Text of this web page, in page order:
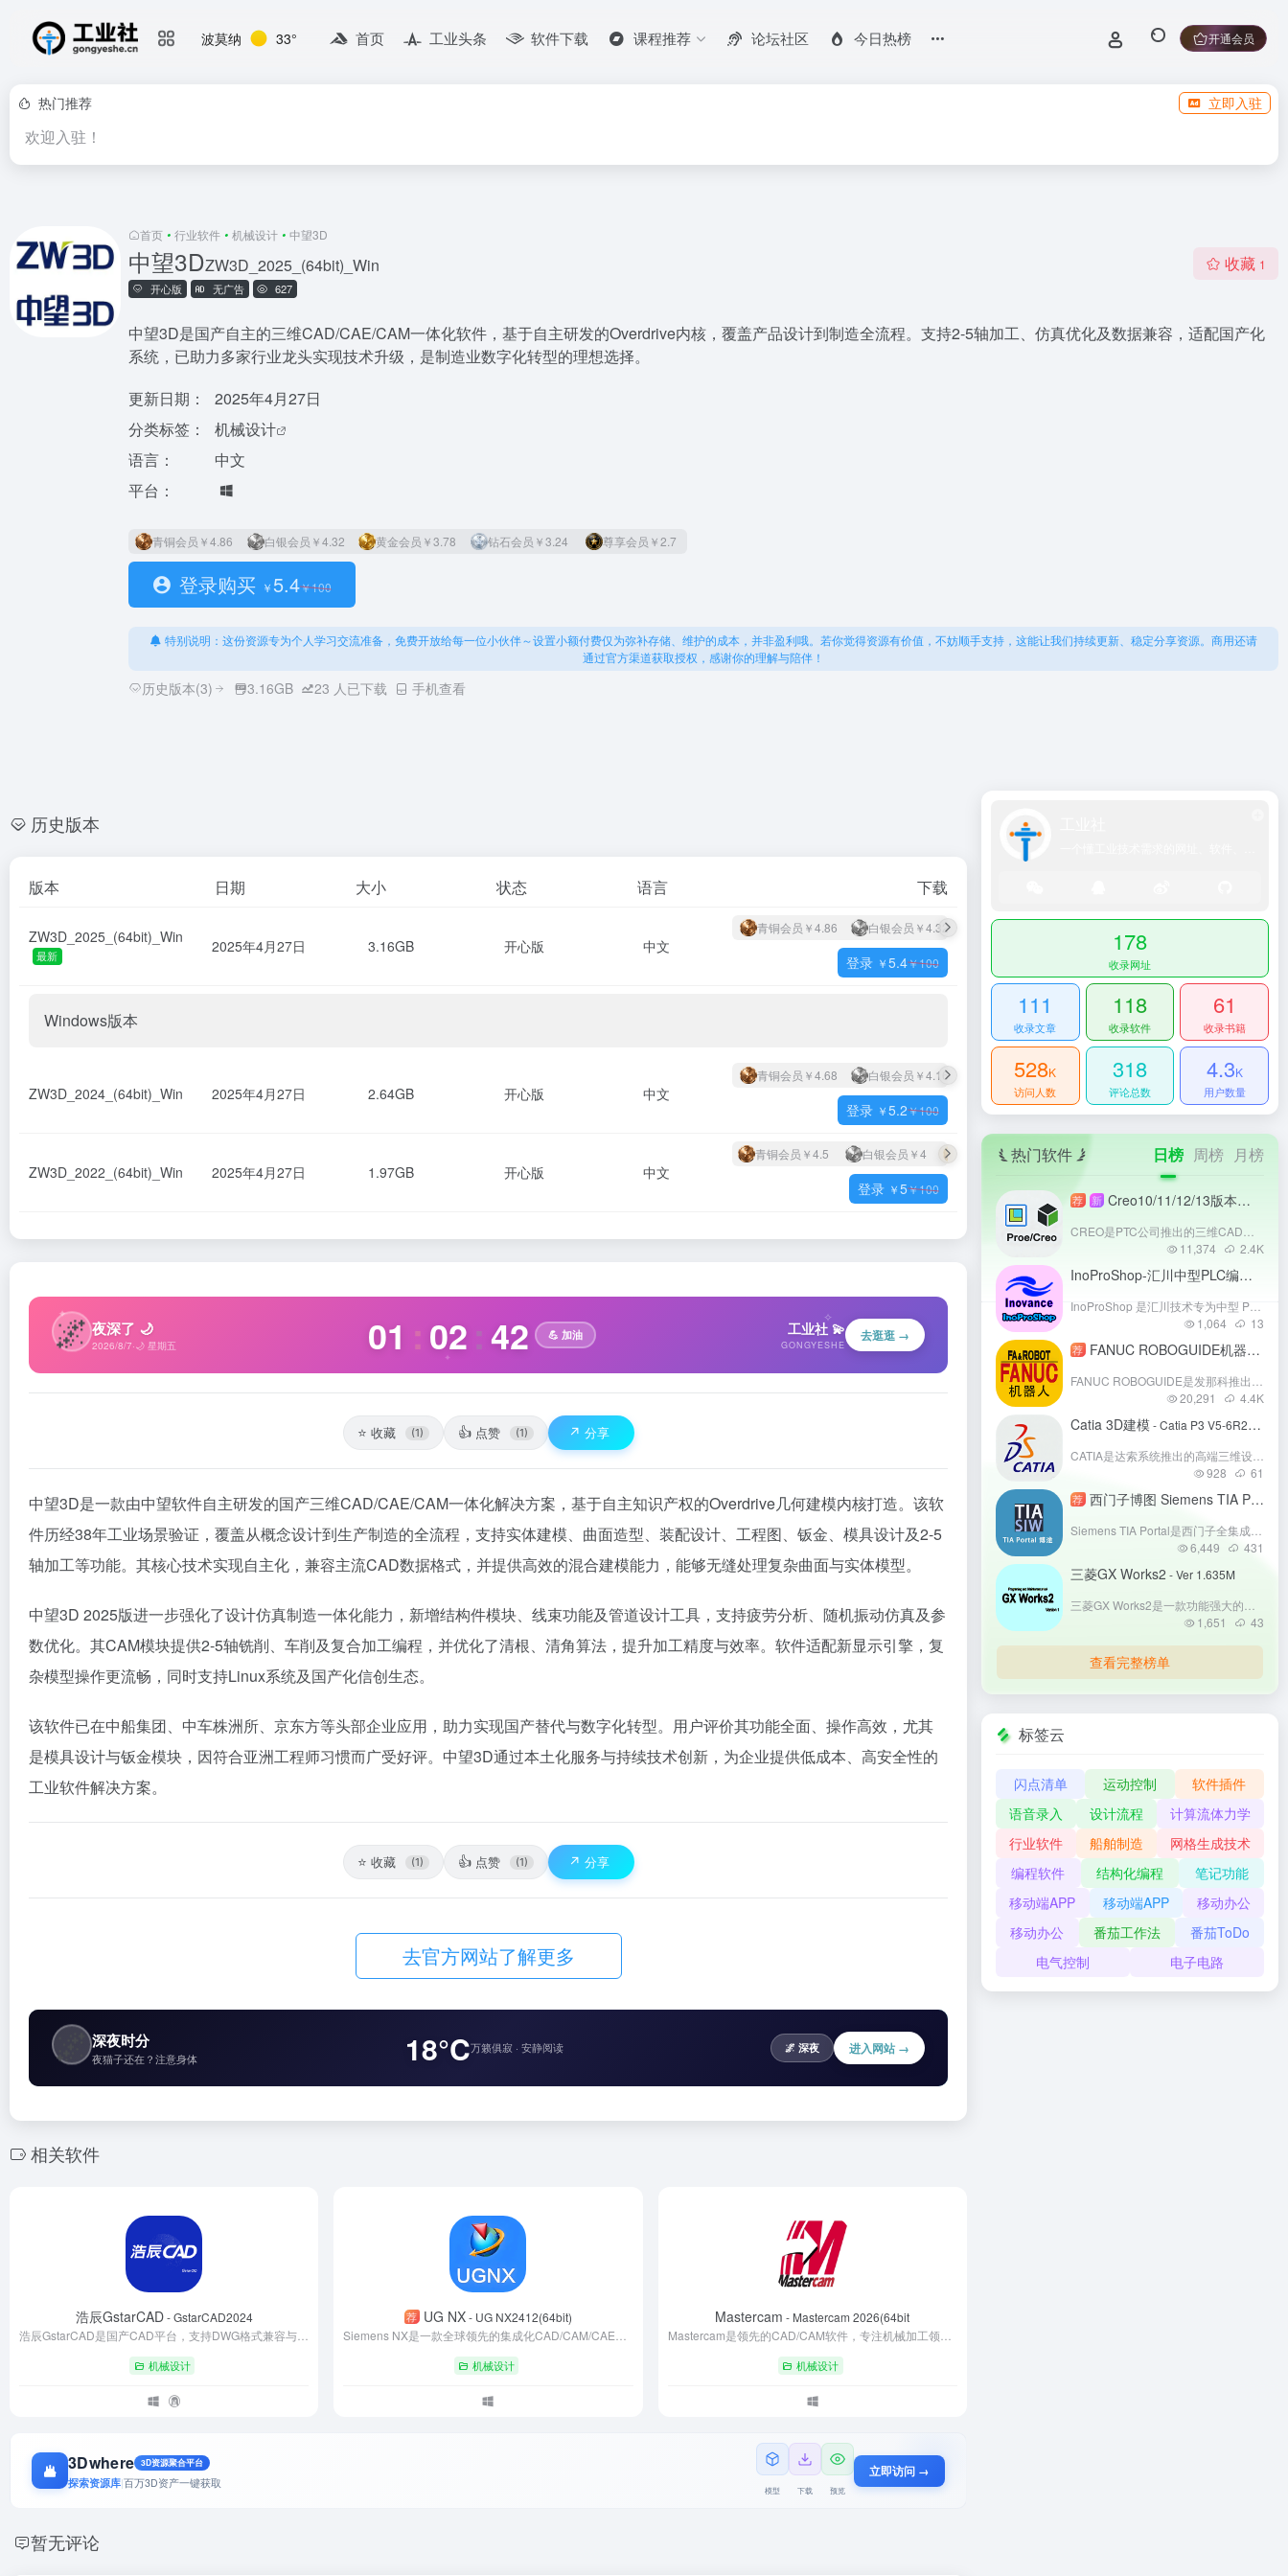
波莫纳 33° 首页 工业头条 软件下载 课程推荐 论坛社区 今日热榜 开通会员
热门推荐 立即入驻
欢迎入驻！
首页 • 行业软件 • 机械设计 • 中望3D
中望3DZW3D_2025_(64bit)_Win
开心版 无广告 627
收藏 1
中望3D是国产自主的三维CAD/CAE/CAM一体化软件，基于自主研发的Overdrive内核，覆盖产品设计到制造全流程。支持2-5轴加工、仿真优化及数据兼容，适配国产化
系统，已助力多家行业龙头实现技术升级，是制造业数字化转型的理想选择。
更新日期：
2025年4月27日
分类标签：
机械设计
语言：
中文
平台：
青铜会员 ￥4.86 白银会员 ￥4.32 黄金会员 ￥3.78 钻石会员 ￥3.24 尊享会员 ￥2.7
登录购买 ￥5.4￥100
特别说明：这份资源专为个人学习交流准备，免费开放给每一位小伙伴～设置小额付费仅为弥补存储、维护的成本，并非盈利哦。若你觉得资源有价值，不妨顺手支持，这能让我们持续更新、稳定分享资源。商用还请
通过官方渠道获取授权，感谢你的理解与陪伴！
历史版本(3) 3.16GB 23 人已下载 手机查看
历史版本
版本 日期 大小 状态 语言 下载
ZW3D_2025_(64bit)_Win
最新
2025年4月27日 3.16GB 开心版 中文
青铜会员 ￥4.86 白银会员 ￥4.32 黄金会员 ￥2.7
登录 ￥5.4￥100
Windows版本
ZW3D_2024_(64bit)_Win 2025年4月27日 2.64GB 开心版 中文
青铜会员 ￥4.68 白银会员 ￥4.16 黄金会员￥3.64 钻石会员￥3.12 尊享会员
登录 ￥5.2￥100
ZW3D_2022_(64bit)_Win 2025年4月27日 1.97GB 开心版 中文
青铜会员 ￥4.5 白银会员 ￥4 黄金会员 ￥3.5 钻石会员 尊享会员￥2.5
登录 ￥5￥100
🌌夜深了 🌙
2026/8/7·🌙 星期五 01 : 02 :42 💪 加油 工业社 💫
GONGYESHE
去逛逛 →
✦ ✧
✦
⭐ 收藏 (1) 👍 点赞 (1) ↗️ 分享
中望3D是一款由中望软件自主研发的国产三维CAD/CAE/CAM一体化解决方案，基于自主知识产权的Overdrive几何建模内核打造。该软
件历经38年工业场景验证，覆盖从概念设计到生产制造的全流程，支持实体建模、曲面造型、装配设计、工程图、钣金、模具设计及2-5
轴加工等功能。其核心技术实现自主化，兼容主流CAD数据格式，并提供高效的混合建模能力，能够无缝处理复杂曲面与实体模型。
中望3D 2025版进一步强化了设计仿真制造一体化能力，新增结构件模块、线束功能及管道设计工具，支持疲劳分析、随机振动仿真及参
数优化。其CAM模块提供2-5轴铣削、车削及复合加工编程，并优化了清根、清角算法，提升加工精度与效率。软件适配新显示引擎，复
杂模型操作更流畅，同时支持Linux系统及国产化信创生态。
该软件已在中船集团、中车株洲所、京东方等头部企业应用，助力实现国产替代与数字化转型。用户评价其功能全面、操作高效，尤其
是模具设计与钣金模块，因符合亚洲工程师习惯而广受好评。中望3D通过本土化服务与持续技术创新，为企业提供低成本、高安全性的
工业软件解决方案。
⭐ 收藏 (1) 👍 点赞 (1) ↗️ 分享
去官方网站了解更多
🌌深夜时分
夜猫子还在？注意身体 18°C万籁俱寂 · 安静阅读 🌌 深夜 进入网站 →
相关软件
浩辰GstarCAD- GstarCAD2024
机械设计
荐 UG NX- UG NX2412(64bit)
机械设计
Mastercam - Mastercam 2026(64bit
机械设计
3Dwhere 3D资源聚合平台
探索资源库|百万3D资产一键获取 模型 下载 预览
立即访问 →
暂无评论
178
收录网址
111
收录文章
118
收录软件
61
收录书籍
528K
访问人数
318
评论总数
4.3K
用户数量
热门软件 日榜 周榜 月榜
荐 新 Creo10/11/12/13版本安装教程：支持协同仿真的3D CAD工具详解
11,374
2.4K
InoProShop-汇川中型PLC编程软件
1,064
13
荐 FANUC ROBOGUIDE机器人离线编程
20,291
4.4K
Catia 3D建模- Catia P3 V5-6R2022(64bit)
928
61
荐 西门子博图 Siemens TIA Portal
6,449
431
三菱GX Works2 - Ver 1.635M
1,651
43
查看完整榜单
标签云
闪点清单 运动控制
软件插件
语音录入
设计流程
计算流体力学
行业软件
船舶制造
网格生成技术
编程软件
结构化编程
笔记功能
移动端APP
移动端APP
移动办公
移动办公
番茄工作法
番茄ToDo
电气控制
电子电路